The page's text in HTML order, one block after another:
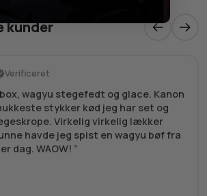
kunder
Verificeret
wagyu stegefedt og glace. Kanon
stykker kød jeg har set og
Virkelig virkelig lækker
havde jeg spist en wagyu bøf fra
dag. WAOW!